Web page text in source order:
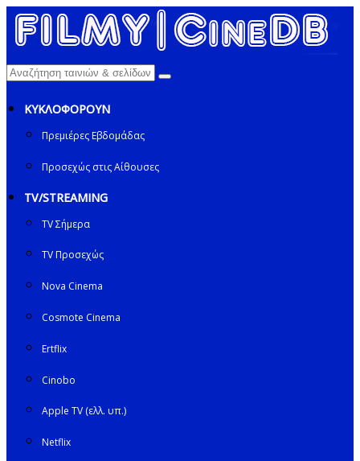
ΚΥΚΛΟΦΟΡΟΥΝ
Πρεμιέρες Εβδομάδας
Προσεχώς στις Αίθουσες
TV/STREAMING
TV Σήμερα
TV Προσεχώς
Nova Cinema
Cosmote Cinema
Ertflix
Cinobo
Apple TV (ελλ. υπ.)
Netflix